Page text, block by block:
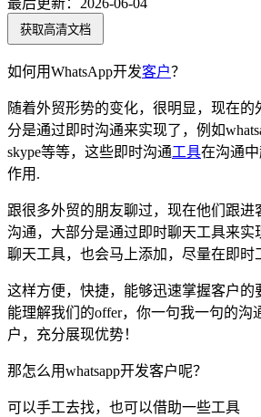
最后更新： 2026-06-04
获取高清文档
如何用WhatsApp开发客户？
随着外贸形势的变化，很明显，现在的
分是通过即时沟通来实现了，例如
skype等等，这些即时沟通工具在沟通
作用.
跟很多外贸的朋友聊过，现在他们跟进
沟通，大部分是通过即时聊天工具来实
聊天工具，也会马上添加，尽量在即时
这样方便，快捷，能够迅速掌握客户的
能理解我们的offer，你一句我一句的沟
户，充分展现优势！
那怎么用whatsapp开发客户呢？
可以手工去找，也可以借助一些工具